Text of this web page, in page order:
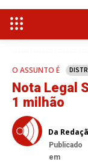
O ASSUNTO É
Nota Legal
1 milhão
Da
Publicado
em